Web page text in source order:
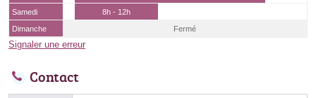
Samedi
8h - 12h
Dimanche
Fermé
Signaler une erreur
Contact